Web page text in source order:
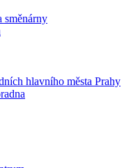
směnárny
hlavního města Prahy